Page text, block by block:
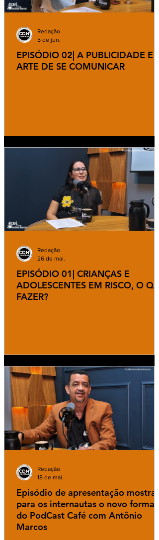
EPISÓDIO 02| A PUBLICIDADE E A
ARTE DE SE COMUNICAR
Redação
5 de jun.
EPISÓDIO 01| CRIANÇAS E
ADOLESCENTES EM RISCO, O
FAZER?
Redação
26 de mai.
Episódio de apresentação mostra
para os internautas o novo formato
do PodCast Café com Antônio
Marcos
Redação
18 de mai.